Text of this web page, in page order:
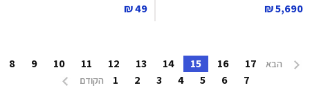
5,690 ₪
49 ₪
הבא 17
16
15
14
13
12
11
10
9
8
7
6
5
4
3
2
1 הקודם